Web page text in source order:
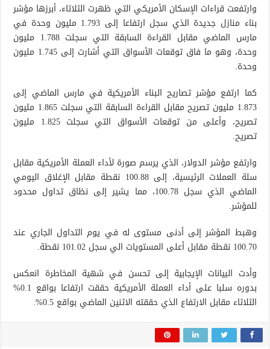
وارتفعت قراءات الإسكان الأمريكي التي ظهرت الثلاثاء، أبرزها مؤشر
بناء منازل جديدة الذي سجل ارتفاعا إلى 1.793 مليون وحدة في
مارس الماضي مقابل القراءة السابقة التي سجلت 1.788 مليون
وحدة، وهو ما فاق توقعات الأسواق التي أشارت إلى 1.745 مليون
وحدة.
كما ارتفع مؤشر تصاريح البناء الأمريكية في مارس الماضي إلى
1.873 مليون تصريح مقابل القراءة السابقة التي سجلت 1.865 مليون
تصريح، وأعلى من توقعات الأسواق التي سجلت 1.825 مليون
تصريح.
وارتفع مؤشر الدولار، الذي يرسم صورة لأداء العملة الأمريكية مقابل
سلة العملات الرئيسية، إلى 100.88 نقطة مقابل الإغلاق اليومي
الماضي الذي سجل 100.78، مما يشير إلى نظاق تداول محدود
للمؤشر.
وهبط المؤشر إلى أدنى مستوى له في يوم التداول الجاري عند
100.70 نقطة مقابل أعلى المستويات الي سجل 101.02 نقطة.
وأدت البيانات الإيجابية إلى تحسن في شهية المخاطرة انعكس
بدوره سلبا على أداء العملة الأمريكية حققت ارتفاعا بواقع 0.1%
الثلاثاء مقابل الارتفاع الذي حققته الاثنين الماضي بواقع 0.5%.